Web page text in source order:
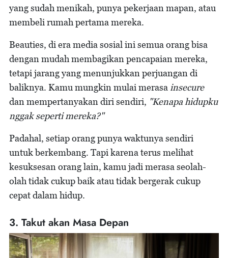
yang sudah menikah, punya pekerjaan mapan, atau
membeli rumah pertama mereka.
Beauties, di era media sosial ini semua orang bisa
dengan mudah membagikan pencapaian mereka,
tetapi jarang yang menunjukkan perjuangan di
baliknya. Kamu mungkin mulai merasainsecure
dan mempertanyakan diri sendiri, "Kenapa hidupku
nggak seperti mereka?"
Padahal, setiap orang punya waktunya sendiri
untuk berkembang. Tapi karena terus melihat
kesuksesan orang lain, kamu jadi merasa seolah-
olah tidak cukup baik atau tidak bergerak cukup
cepat dalam hidup.
3. Takut akan Masa Depan